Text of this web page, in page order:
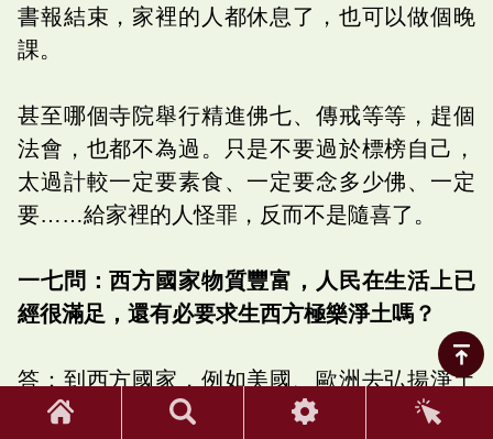
書報結束，家裡的人都休息了，也可以做個晚
課。
甚至哪個寺院舉行精進佛七、傳戒等等，趕個
法會，也都不為過。只是不要過於標榜自己，
太過計較一定要素食、一定要念多少佛、一定
要……給家裡的人怪罪，反而不是隨喜了。
一七問：西方國家物質豐富，人民在生活上已
經很滿足，還有必要求生西方極樂淨土嗎？
答：到西方國家，例如美國、歐洲去弘揚淨土
法門是有必要的。弘揚佛法不要偏廢，不要說